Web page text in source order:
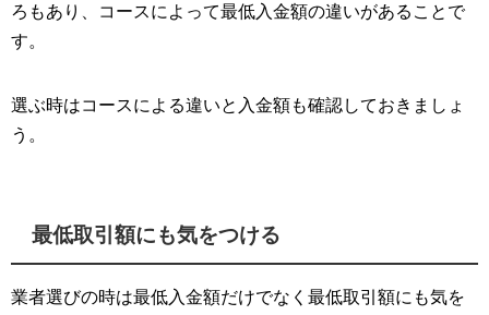
ろもあり、コースによって最低入金額の違いがあることで
す。
選ぶ時はコースによる違いと入金額も確認しておきましょ
う。
最低取引額にも気をつける
業者選びの時は最低入金額だけでなく最低取引額にも気を